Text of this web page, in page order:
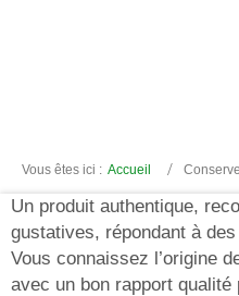
Vous êtes ici : Accueil
Un produit authentique,
gustatives, répondant à
Vous connaissez l’origine
avec un bon rapport qualité